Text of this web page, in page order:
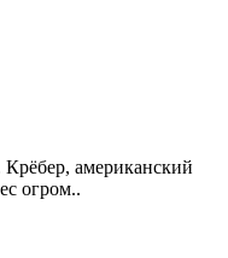
американский
огром..